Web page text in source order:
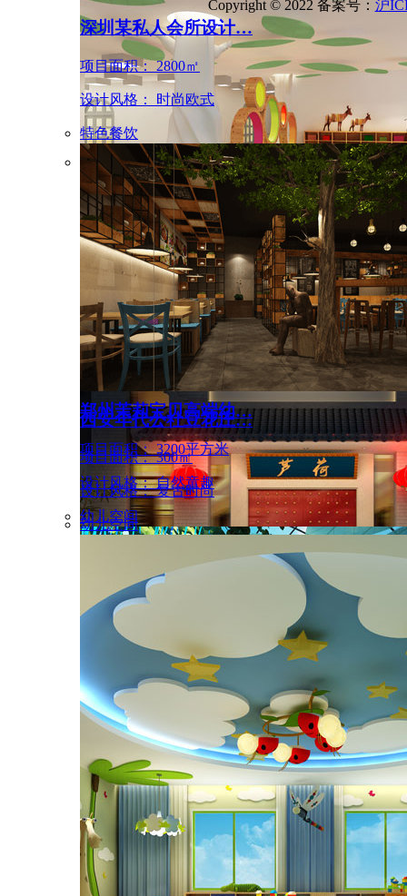
郑州东区海文实验幼…
项目面积： 20000平方米
设计风格： 时尚简约
高端会所
中式茶楼设计 郑州…
项目面积： 1000㎡
设计风格： 中式禅意
郑州茉莉宝贝高端幼…
项目面积： 3200平方米
设计风格： 自然童趣
幼儿空间
郑州维拉米特魔幻主…
项目面积： 3000㎡
设计风格： 魔幻主题
深圳某私人会所设计…
项目面积： 2800㎡
设计风格： 时尚欧式
特色餐饮
西安年代公社豆花庄…
项目面积： 300㎡
设计风格： 复古时尚
幼儿空间
Copyright © 2022 备案号： 沪